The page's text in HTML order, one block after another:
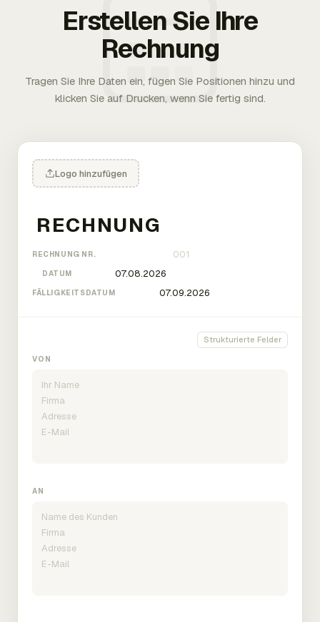
Erstellen Sie Ihre
Rechnung
Tragen Sie Ihre Daten ein, fügen Sie Positionen hinzu und
klicken Sie auf Drucken, wenn Sie fertig sind.
Logo hinzufügen
RECHNUNG NR.
DATUM
FÄLLIGKEITSDATUM
Strukturierte Felder
VON
AN